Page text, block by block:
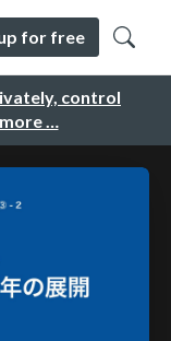
control
…
for free